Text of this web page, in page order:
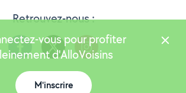
Retrouvez-nous :
Version 25.5.3
vous pour profiter
d'AlloVoisins
M'inscrire